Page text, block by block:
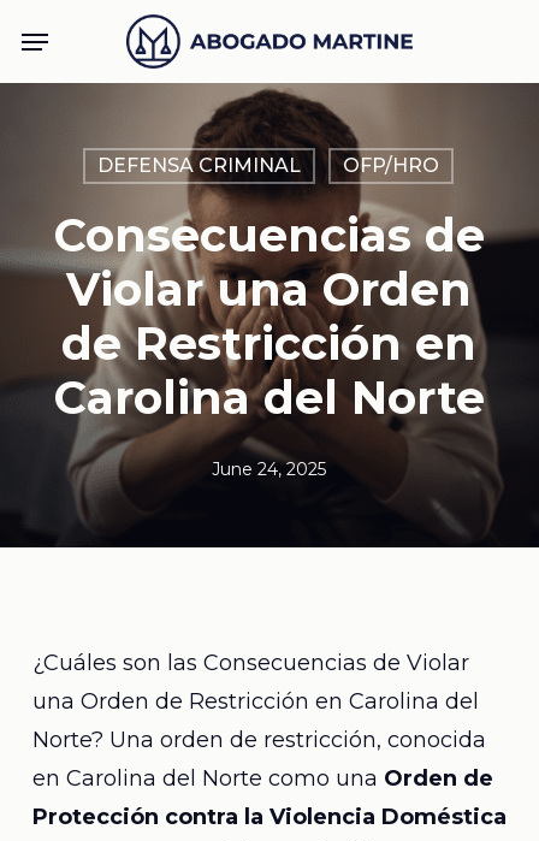
Menu
DEFENSA CRIMINAL OFP/HRO
Consecuencias de
Violar una Orden
de Restricción en
Carolina del Norte
June 24, 2025
¿Cuáles son las Consecuencias de Violar
una Orden de Restricción en Carolina del
Norte? Una orden de restricción, conocida
en Carolina del Norte como una Orden de
Protección contra la Violencia Doméstica